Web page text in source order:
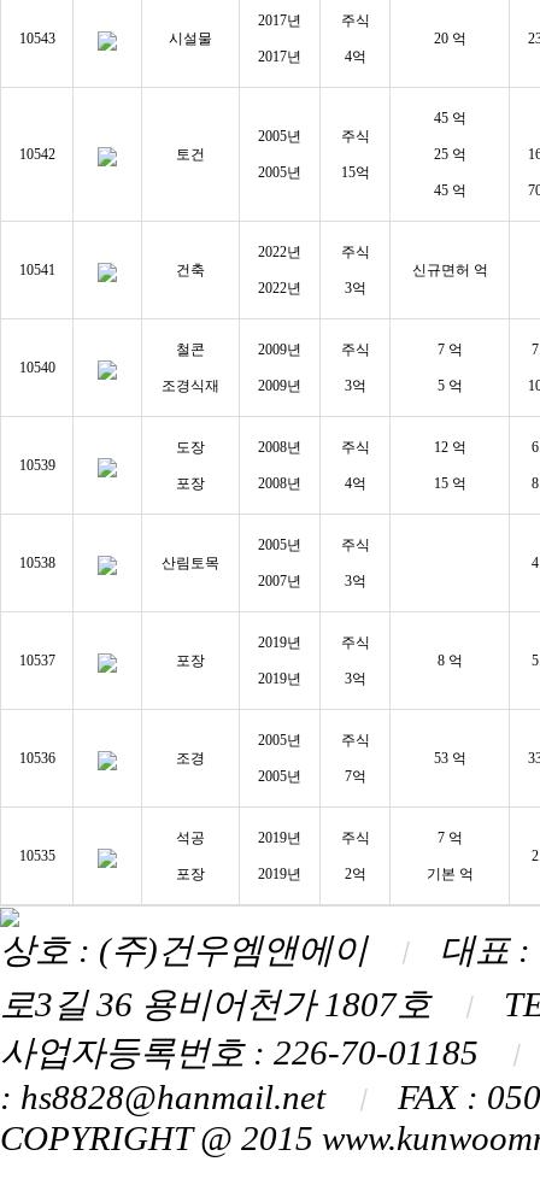
10543 시설물
2017년
2017년
주식
4억
20 억
10542 토건
2005년
2005년
주식
15억
45 억
25 억
45 억
10541 건축
2022년
2022년
주식
3억
신규면허 억
10540
철콘
조경식재
2009년
2009년
주식
3억
7 억
5 억
10539
도장
포장
2008년
2008년
주식
4억
12 억
15 억
10538 산림토목
2005년
2007년
주식
3억
10537 포장
2019년
2019년
주식
3억
8 억
10536 조경
2005년
2005년
주식
7억
53 억
10535
석공
포장
2019년
2019년
주식
2억
7 억
기본 억
상호 : (주)건우엠앤에이 ㅣ
대표
로3길 36 용비어천가 1807호
ㅣ
사업자등록번호 : 226-70-01185
: hs8828@hanmail.net ㅣ
FAX :
COPYRIGHT @ 2015